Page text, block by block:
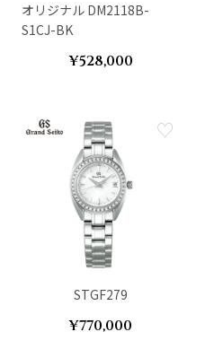
オリジナル DM2118B-
S1CJ-BK
¥528,000
STGF279
¥770,000